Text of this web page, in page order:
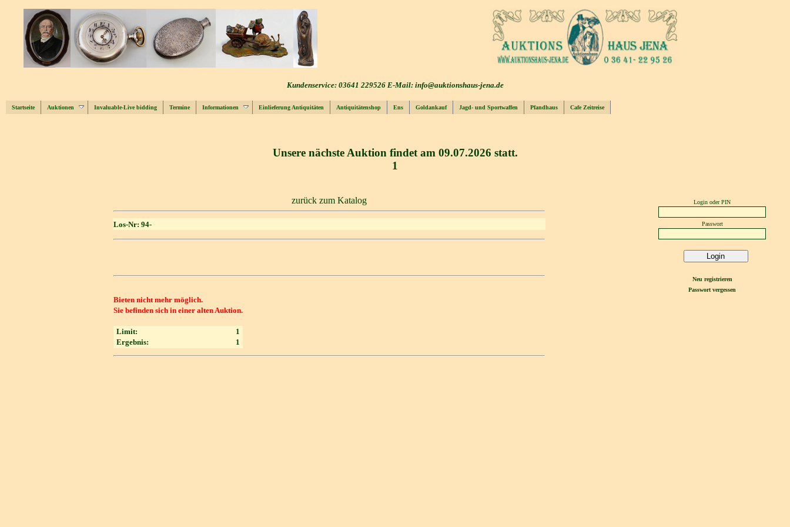
Kundenservice: 03641 229526 E-Mail: info@auktionshaus-jena.de
Startseite Auktionen Invaluable-Live bidding Termine Informationen Einlieferung Antiquitäten Antiquitätenshop Ens Goldankauf Jagd- und Sportwaffen Pfandhaus Cafe Zeitreise
Unsere nächste Auktion findet am 09.07.2026 statt.
1
zurück zum Katalog
Los-Nr: 94-
Bieten nicht mehr möglich.
Sie befinden sich in einer alten Auktion.
Limit:
1
Ergebnis:
1
Login oder PIN
Passwort
Neu registrieren
Passwort vergessen